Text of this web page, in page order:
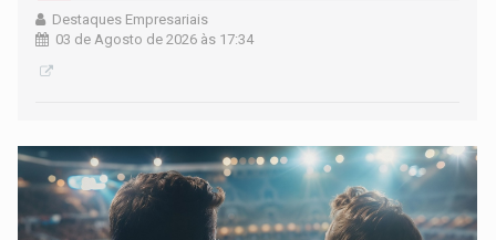
Destaques Empresariais
03 de Agosto de 2026 às 17:34